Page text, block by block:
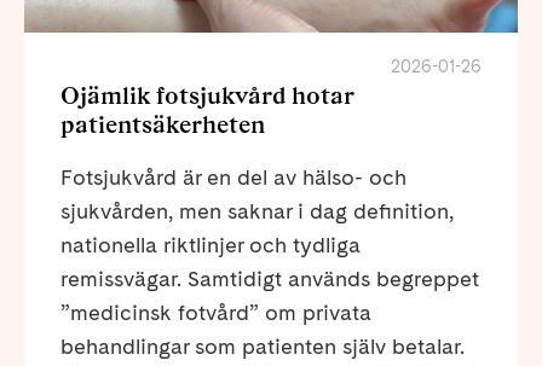
2026-01-26
Ojämlik fotsjukvård hotar
patientsäkerheten
Fotsjukvård är en del av hälso- och
sjukvården, men saknar i dag definition,
nationella riktlinjer och tydliga
remissvägar. Samtidigt används begreppet
”medicinsk fotvård” om privata
behandlingar som patienten själv betalar.